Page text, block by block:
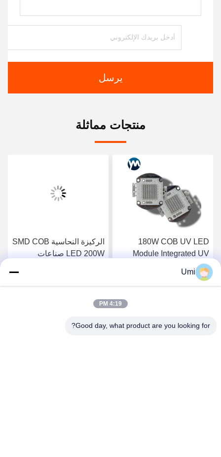
يرسل
منتجات مماثلة
180W COB UV LED
Module Integrated UV
Glue Treatment Lamp
365nm 395nm
احصل على افضل سعر
الركيزة النحاسية SMD COB
LED 200W صناعات
احصل على افضل سعر
Umi
4:19 PM
Good day, what product are you looking for?